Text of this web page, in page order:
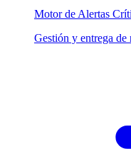
Motor de Alertas
Gestión y entrega